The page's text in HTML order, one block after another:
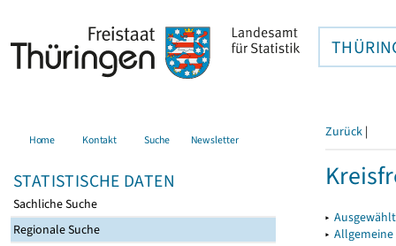
Home Kontakt Suche Newsletter
STATISTISCHE DATEN
Sachliche Suche
Regionale Suche
Zurück |
▸
▸